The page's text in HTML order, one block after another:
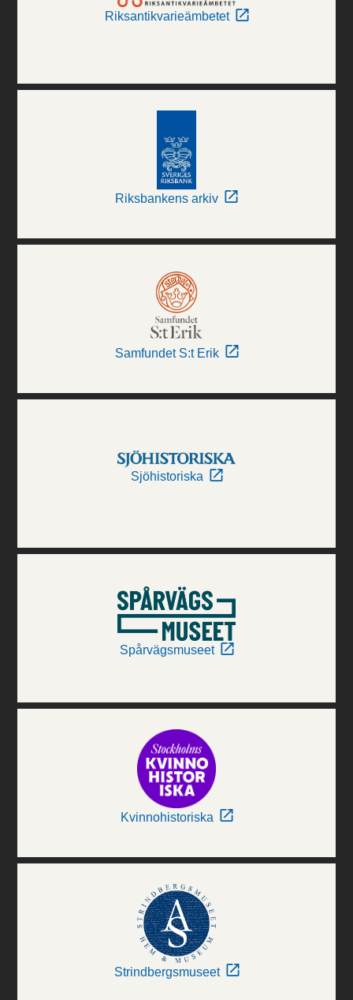
Riksantikvarieämbetet
Riksbankens arkiv
Samfundet S:t Erik
Sjöhistoriska
Spårvägsmuseet
Kvinnohistoriska
Strindbergsmuseet